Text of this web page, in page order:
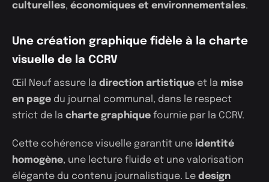
culturelles, économiques et environnementales.
Une création graphique fidèle à la charte
visuelle de la CCRV
Œil Neuf assure la direction artistiqueet la mise
en pagedu journal communal, dans le respect
strict de la charte graphiquefournie par la CCRV.
Cette cohérence visuelle garantit une identité
homogène, une lecture fluide et une valorisation
élégante du contenu journalistique. Le design